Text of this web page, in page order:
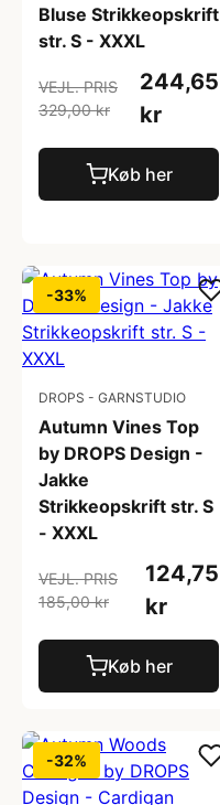
Bluse Strikkeopskrift
str. S - XXXL
VEJL. PRIS
329,00 kr
244,65
kr
Køb her
-33%
DROPS - GARNSTUDIO
Autumn Vines Top
by DROPS Design -
Jakke
Strikkeopskrift str. S
- XXXL
VEJL. PRIS
185,00 kr
124,75
kr
Køb her
-32%